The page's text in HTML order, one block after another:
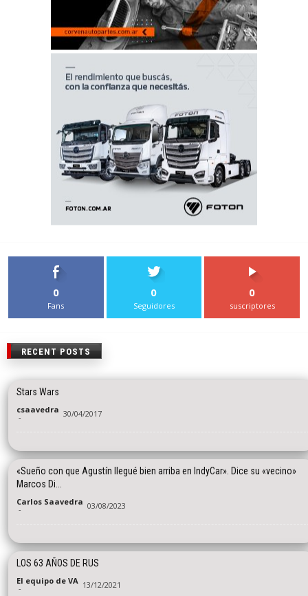
0
Fans
0
Seguidores
0
suscriptores
RECENT POSTS
Stars Wars
csaavedra
- 30/04/2017
«Sueño con que Agustín llegué bien arriba en IndyCar». Dice su «vecino»
Marcos Di...
Carlos Saavedra
- 03/08/2023
LOS 63 AÑOS DE RUS
El equipo de VA
- 13/12/2021